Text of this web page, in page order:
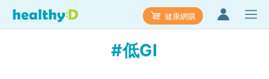
健康網購
#低GI